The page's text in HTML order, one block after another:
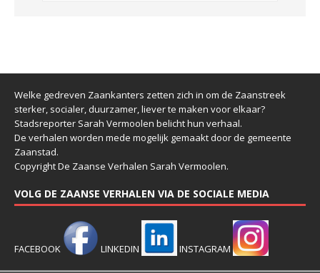
Welke gedreven Zaankanters zetten zich in om de Zaanstreek
sterker, socialer, duurzamer, liever te maken voor elkaar?
Stadsreporter Sarah Vermoolen belicht hun verhaal.
De verhalen worden mede mogelijk gemaakt door de gemeente
Zaanstad.
Copyright De Zaanse Verhalen Sarah Vermoolen.
VOLG DE ZAANSE VERHALEN VIA DE SOCIALE MEDIA
FACEBOOK LINKEDIN INSTAGRAM